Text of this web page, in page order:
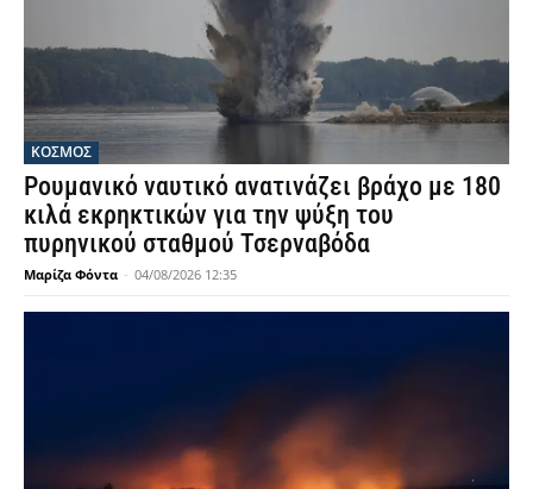
ΚΟΣΜΟΣ
Ρουμανικό ναυτικό ανατινάζει βράχο με 180
κιλά εκρηκτικών για την ψύξη του
πυρηνικού σταθμού Τσερναβόδα
Μαρίζα Φόντα - 04/08/2026 12:35